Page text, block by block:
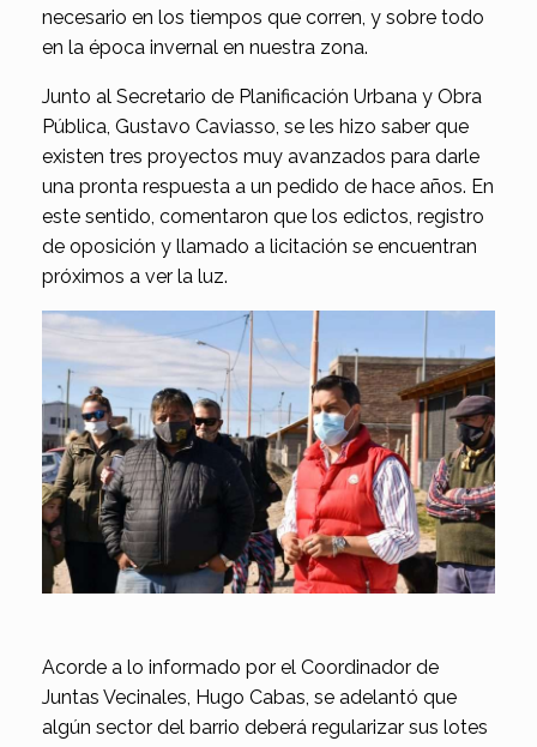
necesario en los tiempos que corren, y sobre todo
en la época invernal en nuestra zona.
Junto al Secretario de Planificación Urbana y Obra
Pública, Gustavo Caviasso, se les hizo saber que
existen tres proyectos muy avanzados para darle
una pronta respuesta a un pedido de hace años. En
este sentido, comentaron que los edictos, registro
de oposición y llamado a licitación se encuentran
próximos a ver la luz.
Acorde a lo informado por el Coordinador de
Juntas Vecinales, Hugo Cabas, se adelantó que
algún sector del barrio deberá regularizar sus lotes